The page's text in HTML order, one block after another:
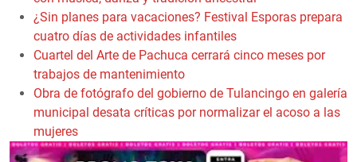
¿Sin planes para vacaciones? Festival Esporas prepara
cuatro días de actividades infantiles
Cuartel del Arte de Pachuca cerrará cinco meses por
trabajos de mantenimiento
Obra de fotógrafo del gobierno de Tulancingo en galería
municipal desata críticas por normalizar el acoso a las
mujeres